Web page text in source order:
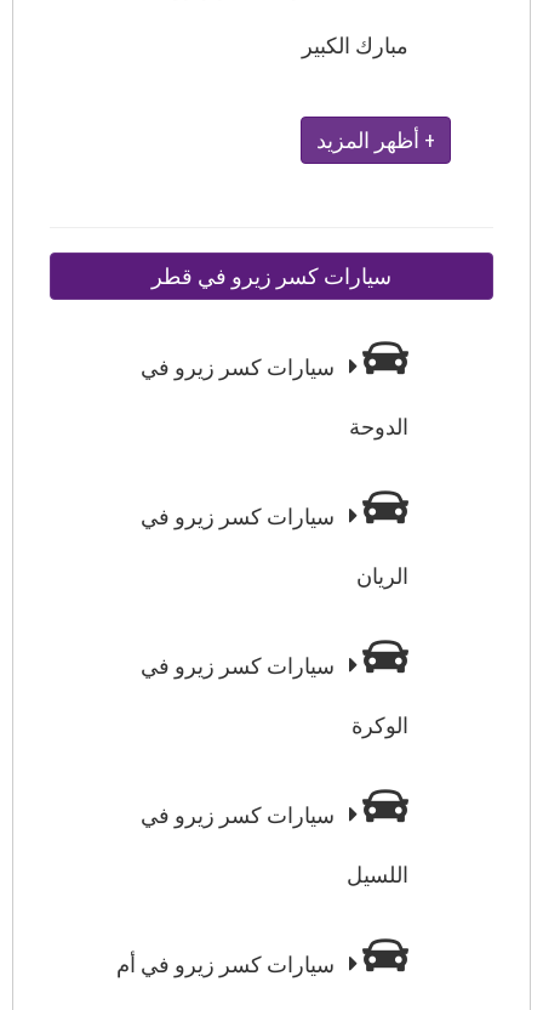
مبارك الكبير
+ أظهر المزيد
سيارات كسر زيرو في قطر
سيارات كسر زيرو في
الدوحة
سيارات كسر زيرو في
الريان
سيارات كسر زيرو في
الوكرة
سيارات كسر زيرو في
اللسيل
سيارات كسر زيرو في أم